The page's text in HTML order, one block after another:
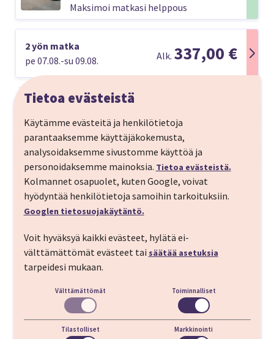
Maksimoi matkasi helppous
2 yön matka
pe 07.08.-su 09.08.
Alk. 337,00 €
Pärnu on täydellinen paikka pysähtyä. Pärnun lempeä
pikkukaupungin tunnelma ja kylpylöiden lämpö
kutsuvat irtiottoon arjesta. Hemmotteluviikonloppu
tarjoaa täydellisen yhdistelmän rauhaa, hyvinvointia
ja pieniä ylellisiä hetkiä, jotka saavat olon
kevyemmäksi ja mielen kirkkaammaksi.
Matkaohjelma
LÄHTÖPÄIVÄ
Helsinki-Tallinna
Tallinnaan. Bussikuljetuksen varanneille lähtö
on aamulla 10:30 Helsingistä, Tallinnaan
saavutaan klo 12:30.
Omalla autolla matkaan lähtevät voivat valita
haluamansa laivavuoron laajasta
lähtövalikoimastamme.
Tutustu matkan kohteeseen
Pärnu
Evästeasetukset
Tietoa evästeistä
Käytämme evästeitä ja henkilötietoja
parantaaksemme käyttäjäkokemusta,
analysoidaksemme sivustomme käyttöä ja
personoidaksemme mainoksia. Tietoa evästeistä.
Kolmannet osapuolet, kuten Google, voivat
hyödyntää henkilötietoja samoihin tarkoituksiin.
Googlen tietosuojakäytäntö.
Voit hyväksyä kaikki evästeet, hylätä ei-
välttämättömät evästeet tai säätää asetuksia
tarpeidesi mukaan.
Välttämättömät Toiminnalliset
Tilastolliset Markkinointi